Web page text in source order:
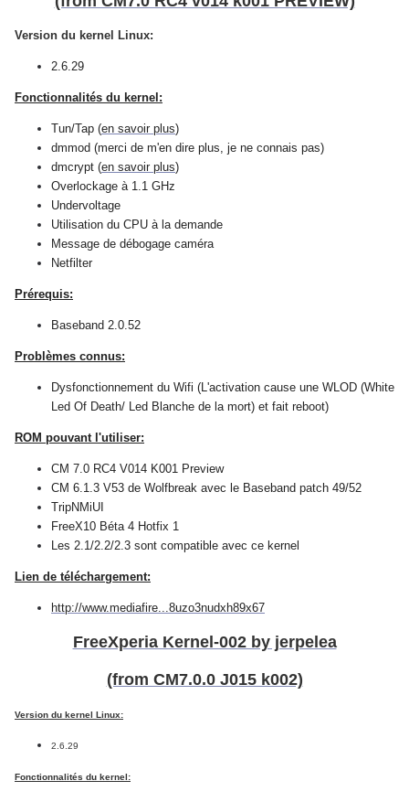
Version du kernel Linux:
2.6.29
Fonctionnalités du kernel:
Tun/Tap (en savoir plus)
dmmod (merci de m'en dire plus, je ne connais pas)
dmcrypt (en savoir plus)
Overlockage à 1.1 GHz
Undervoltage
Utilisation du CPU à la demande
Message de débogage caméra
Netfilter
Prérequis:
Baseband 2.0.52
Problèmes connus:
Dysfonctionnement du Wifi (L'activation cause une WLOD (White
Led Of Death/ Led Blanche de la mort) et fait reboot)
ROM pouvant l'utiliser:
CM 7.0 RC4 V014 K001 Preview
CM 6.1.3 V53 de Wolfbreak avec le Baseband patch 49/52
TripNMiUI
FreeX10 Béta 4 Hotfix 1
Les 2.1/2.2/2.3 sont compatible avec ce kernel
Lien de téléchargement:
http://www.mediafire...8uzo3nudxh89x67
FreeXperia Kernel-002 by jerpelea
(from CM7.0.0 J015 k002)
Version du kernel Linux:
2.6.29
Fonctionnalités du kernel: